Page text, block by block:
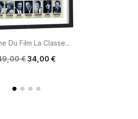
Du Film La Classe...
€34,00 €